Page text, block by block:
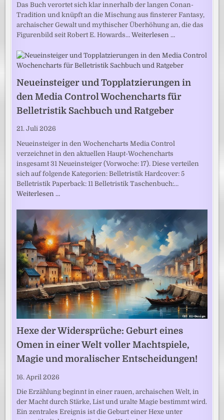
Das Buch verortet sich klar innerhalb der langen Conan-
Tradition und knüpft an die Mischung aus finsterer Fantasy,
archaischer Gewalt und mythischer Überhöhung an, die das
Figurenbild seit Robert E. Howards…Weiterlesen …
Neueinsteiger und Topplatzierungen in
den Media Control Wochencharts für
Belletristik Sachbuch und Ratgeber
21. Juli 2026
Neueinsteiger in den Wochencharts Media Control
verzeichnet in den aktuellen Haupt-Wochencharts
insgesamt 31 Neueinsteiger (Vorwoche: 17). Diese verteilen
sich auf folgende Kategorien: Belletristik Hardcover: 5
Belletristik Paperback: 11 Belletristik Taschenbuch:…
Weiterlesen …
Hexe der Widersprüche: Geburt eines
Omen in einer Welt voller Machtspiele,
Magie und moralischer Entscheidungen!
16. April 2026
Die Erzählung beginnt in einer rauen, archaischen Welt, in
der Macht durch Stärke, List und uralte Magie bestimmt wird.
Ein zentrales Ereignis ist die Geburt einer Hexe unter